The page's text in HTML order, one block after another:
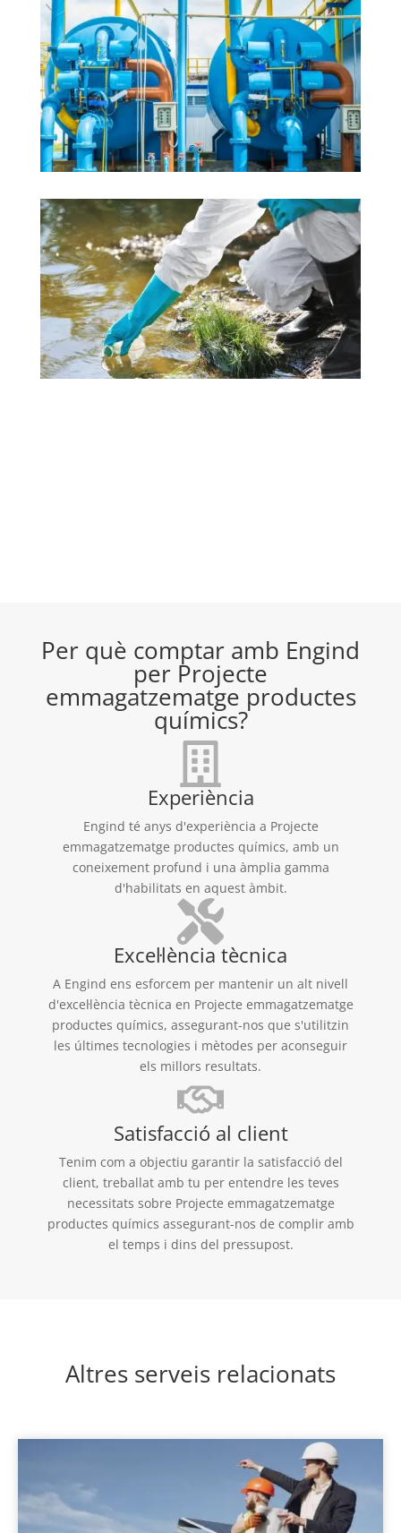
Per què comptar amb Engind
per Projecte
emmagatzematge productes
químics?
Experiència
Engind té anys d'experiència a Projecte
emmagatzematge productes químics, amb un
coneixement profund i una àmplia gamma
d'habilitats en aquest àmbit.
Excel·lència tècnica
A Engind ens esforcem per mantenir un alt nivell
d'excel·lència tècnica en Projecte emmagatzematge
productes químics, assegurant-nos que s'utilitzin
les últimes tecnologies i mètodes per aconseguir
els millors resultats.
Satisfacció al client
Tenim com a objectiu garantir la satisfacció del
client, treballat amb tu per entendre les teves
necessitats sobre Projecte emmagatzematge
productes químics assegurant-nos de complir amb
el temps i dins del pressupost.
Altres serveis relacionats